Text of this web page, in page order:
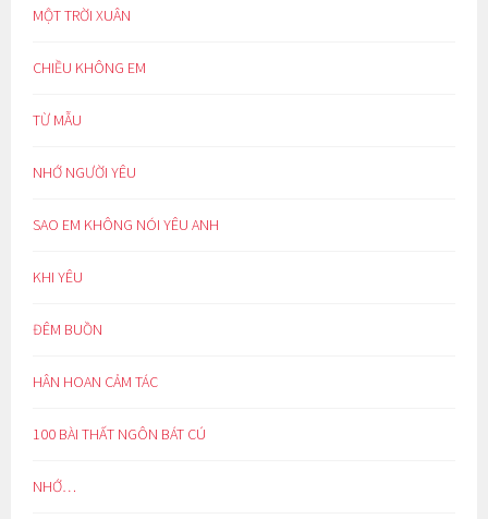
MỘT TRỜI XUÂN
CHIỀU KHÔNG EM
TỪ MẪU
NHỚ NGƯỜI YÊU
SAO EM KHÔNG NÓI YÊU ANH
KHI YÊU
ĐÊM BUỒN
HÂN HOAN CẢM TÁC
100 BÀI THẤT NGÔN BÁT CÚ
NHỚ…